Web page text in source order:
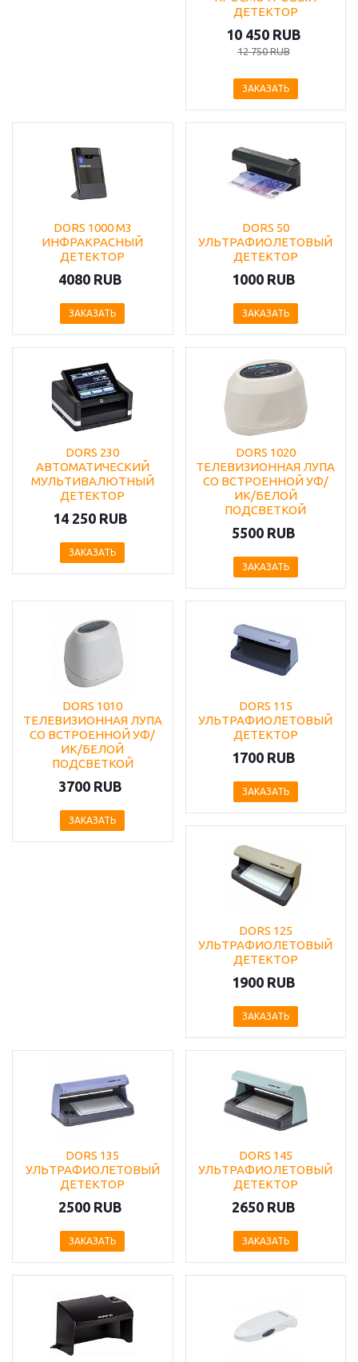
ДЕТЕКТОР
10 450 RUB
12 750 RUB
ЗАКАЗАТЬ
DORS 1000 M3
ИНФРАКРАСНЫЙ
ДЕТЕКТОР
4080 RUB
ЗАКАЗАТЬ
DORS 50
УЛЬТРАФИОЛЕТОВЫЙ
ДЕТЕКТОР
1000 RUB
ЗАКАЗАТЬ
DORS 230
АВТОМАТИЧЕСКИЙ
МУЛЬТИВАЛЮТНЫЙ
ДЕТЕКТОР
14 250 RUB
ЗАКАЗАТЬ
DORS 1020
ТЕЛЕВИЗИОННАЯ ЛУПА
СО ВСТРОЕННОЙ УФ/
ИК/БЕЛОЙ
ПОДСВЕТКОЙ
5500 RUB
ЗАКАЗАТЬ
DORS 1010
ТЕЛЕВИЗИОННАЯ ЛУПА
СО ВСТРОЕННОЙ УФ/
ИК/БЕЛОЙ
ПОДСВЕТКОЙ
3700 RUB
ЗАКАЗАТЬ
DORS 115
УЛЬТРАФИОЛЕТОВЫЙ
ДЕТЕКТОР
1700 RUB
ЗАКАЗАТЬ
DORS 125
УЛЬТРАФИОЛЕТОВЫЙ
ДЕТЕКТОР
1900 RUB
ЗАКАЗАТЬ
DORS 135
УЛЬТРАФИОЛЕТОВЫЙ
ДЕТЕКТОР
2500 RUB
ЗАКАЗАТЬ
DORS 145
УЛЬТРАФИОЛЕТОВЫЙ
ДЕТЕКТОР
2650 RUB
ЗАКАЗАТЬ